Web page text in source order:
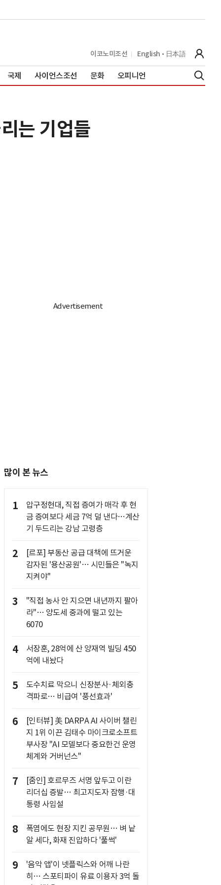
이코노미조선 English 日本語
국제 사이언스조선 문화 오피니언
는 기업들
많이 본 뉴스
1
압구정현대, 직접 증여가 매각 후 현
금 증여보다 세금 7억 덜 낸다…계산
기 두드리는 강남 고령층
2
[르포] 부동산 공급 대책에 뜨거운
감자된 '용산공원'… 시민들은 "녹지
지켜야"
3
"직접 농사 안 지으면 내년까지 팔아
라"… 양도세 중과에 떨고 있는
6070
4
서장훈, 28억에 산 양재역 빌딩 450
억에 내놨다
5
도수치료 막으니 신장분사·체외충
격파로… 비급여 '풍선효과'
6
[인터뷰] 美 DARPA AI 사이버 챌린
지 1위 이끈 김태수 마이크로소프트
부사장 "AI 모델보다 중요한건 운영
체계와 거버넌스"
7
[줌인] 호르무즈 서명 앞두고 이란
리더십 증발… 최고지도자 잠행·대
통령 사임설
8
폭염에도 현장 지킨 공무원… 벼 낱
알 세다, 화재 진압하다 '풀썩'
9
'음악 앱'이 넷플릭스와 어깨 나란
히… 스포티파이 유료 이용자 3억 돌